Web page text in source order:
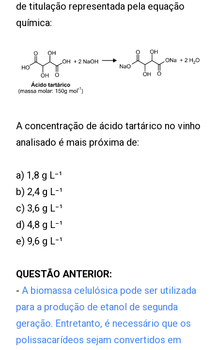
de titulação representada pela equação
química:
A concentração de ácido tartárico no vinho
analisado é mais próxima de:
a) 1,8 g L⁻¹
b) 2,4 g L⁻¹
c) 3,6 g L⁻¹
d) 4,8 g L⁻¹
e) 9,6 g L⁻¹
QUESTÃO ANTERIOR:
-A biomassa celulósica pode ser utilizada
para a produção de etanol de segunda
geração. Entretanto, é necessário que os
polissacarídeos sejam convertidos em